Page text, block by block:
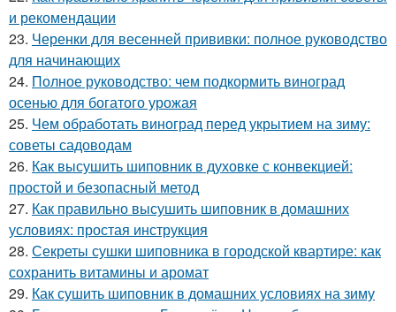
и рекомендации
23. Черенки для весенней прививки: полное руководство
для начинающих
24. Полное руководство: чем подкормить виноград
осенью для богатого урожая
25. Чем обработать виноград перед укрытием на зиму:
советы садоводам
26. Как высушить шиповник в духовке с конвекцией:
простой и безопасный метод
27. Как правильно высушить шиповник в домашних
условиях: простая инструкция
28. Секреты сушки шиповника в городской квартире: как
сохранить витамины и аромат
29. Как сушить шиповник в домашних условиях на зиму